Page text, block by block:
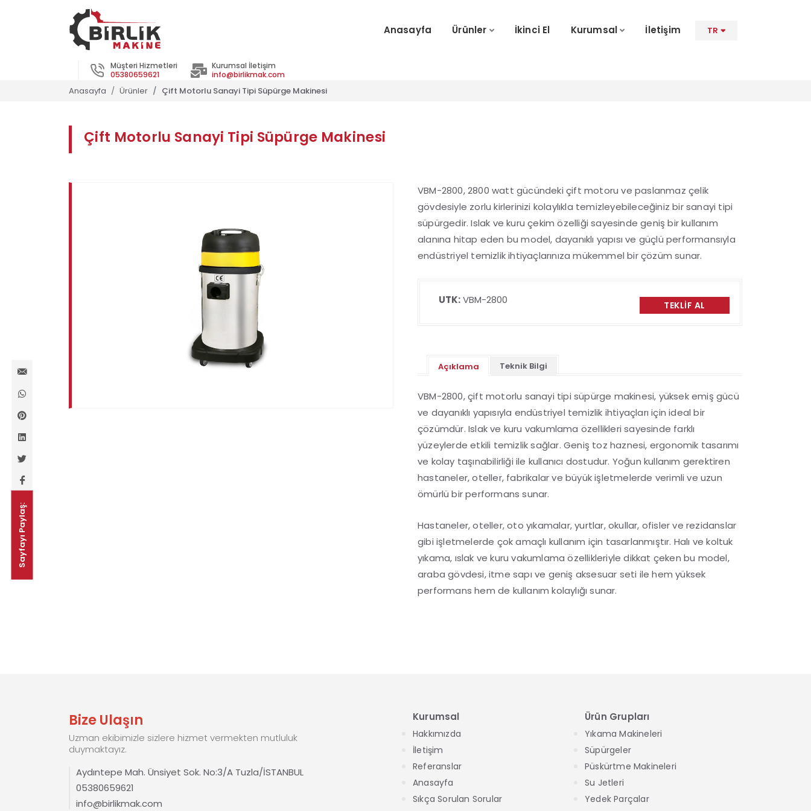
Anasayfa Ürünler İkinci El Kurumsal İletişim TR
Müşteri Hizmetleri
05380659621
Kurumsal İletişim
info@birlikmak.com
Anasayfa Ürünler Çift Motorlu Sanayi Tipi Süpürge Makinesi
Çift Motorlu Sanayi Tipi Süpürge Makinesi
VBM-2800, 2800 watt gücündeki çift motoru ve paslanmaz çelik
gövdesiyle zorlu kirlerinizi kolaylıkla temizleyebileceğiniz bir sanayi tipi
süpürgedir. Islak ve kuru çekim özelliği sayesinde geniş bir kullanım
alanına hitap eden bu model, dayanıklı yapısı ve güçlü performansıyla
endüstriyel temizlik ihtiyaçlarınıza mükemmel bir çözüm sunar.
UTK:VBM-2800 TEKLIF AL
Açıklama Teknik Bilgi
VBM-2800, çift motorlu sanayi tipi süpürge makinesi, yüksek emiş gücü
ve dayanıklı yapısıyla endüstriyel temizlik ihtiyaçları için ideal bir
çözümdür. Islak ve kuru vakumlama özellikleri sayesinde farklı
yüzeylerde etkili temizlik sağlar. Geniş toz haznesi, ergonomik tasarımı
ve kolay taşınabilirliği ile kullanıcı dostudur. Yoğun kullanım gerektiren
hastaneler, oteller, fabrikalar ve büyük işletmelerde verimli ve uzun
ömürlü bir performans sunar.
Hastaneler, oteller, oto yıkamalar, yurtlar, okullar, ofisler ve rezidanslar
gibi işletmelerde çok amaçlı kullanım için tasarlanmıştır. Halı ve koltuk
yıkama, ıslak ve kuru vakumlama özellikleriyle dikkat çeken bu model,
araba gövdesi, itme sapı ve geniş aksesuar seti ile hem yüksek
performans hem de kullanım kolaylığı sunar.
Sayfayı Paylaş:
Bize Ulaşın
Uzman ekibimizle sizlere hizmet vermekten mutluluk
duymaktayız.
Aydıntepe Mah. Ünsiyet Sok. No:3/A Tuzla/İSTANBUL
05380659621
info@birlikmak.com
Kurumsal
Hakkımızda
İletişim
Referanslar
Anasayfa
Sıkça Sorulan Sorular
Ürün Grupları
Yıkama Makineleri
Süpürgeler
Püskürtme Makineleri
Su Jetleri
Yedek Parçalar